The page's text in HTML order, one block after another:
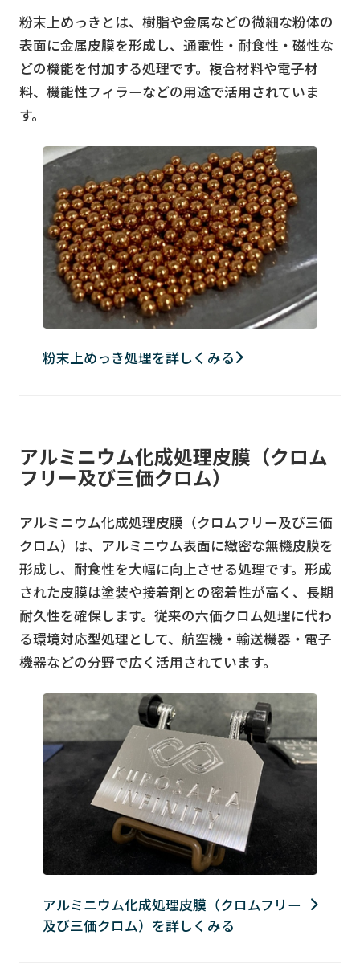
粉末上めっきとは、樹脂や金属などの微細な粉体の
表面に金属皮膜を形成し、通電性・耐食性・磁性な
どの機能を付加する処理です。複合材料や電子材
料、機能性フィラーなどの用途で活用されていま
す。
粉末上めっき処理を詳しくみる
アルミニウム化成処理皮膜（クロム
フリー及び三価クロム）
アルミニウム化成処理皮膜（クロムフリー及び三価
クロム）は、アルミニウム表面に緻密な無機皮膜を
形成し、耐食性を大幅に向上させる処理です。形成
された皮膜は塗装や接着剤との密着性が高く、長期
耐久性を確保します。従来の六価クロム処理に代わ
る環境対応型処理として、航空機・輸送機器・電子
機器などの分野で広く活用されています。
アルミニウム化成処理皮膜（クロムフリー
及び三価クロム）を詳しくみる